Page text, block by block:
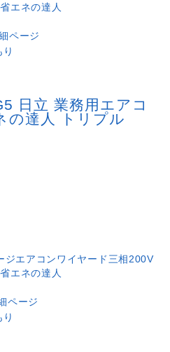
省エネの達人
日立 業務用エアコ
の達人 トリプル
ジエアコンワイヤード 三相200V
省エネの達人